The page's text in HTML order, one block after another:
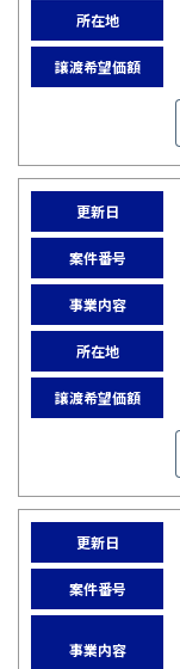
所在地
譲渡希望価額
更新日
案件番号
事業内容
所在地
譲渡希望価額
更新日
案件番号
事業内容